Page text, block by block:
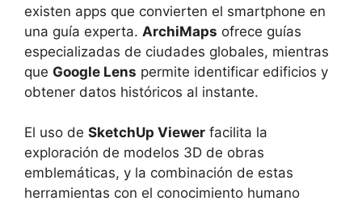
existen apps que convierten el smartphone en
una guía experta. ArchiMaps ofrece guías
especializadas de ciudades globales, mientras
que Google Lens permite identificar edificios y
obtener datos históricos al instante.
El uso de SketchUp Viewer facilita la
exploración de modelos 3D de obras
emblemáticas, y la combinación de estas
herramientas con el conocimiento humano